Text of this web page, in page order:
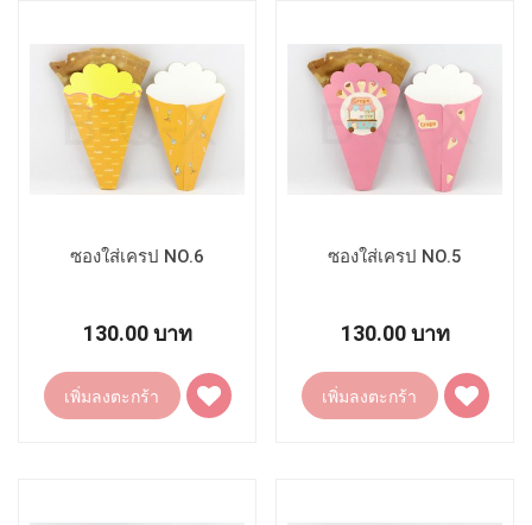
ซองใส่เครป NO.6
130.00 บาท
เพิ่มลงตะกร้า
เพิ่ม
ไป
ซองใส่เครป NO.5
130.00 บาท
เพิ่มลงตะกร้า
เพิ่ม
ไป